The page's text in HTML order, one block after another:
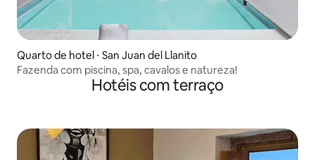
Quarto de hotel ⋅ San Juan del Llanito
Fazenda com piscina, spa, cavalos e natureza!
Hotéis com terraço